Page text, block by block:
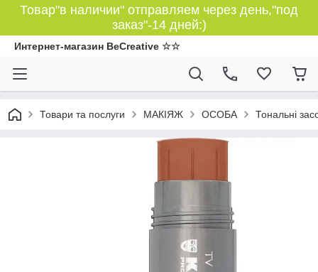
Товар"в наличии" отправляем через день,"под
заказ"-14 дней:)
Интернет-магазин BeCreative ☆☆
Товари та послуги МАКІЯЖ ОСОБА Тональні